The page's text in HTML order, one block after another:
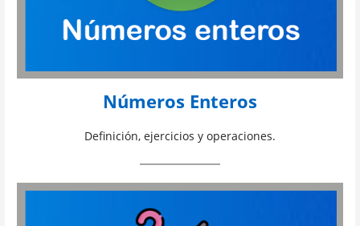
Números Enteros
Definición, ejercicios y operaciones.